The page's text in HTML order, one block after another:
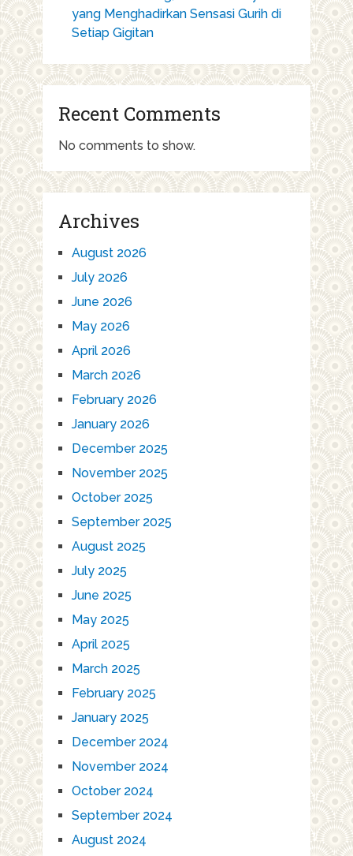
yang Menghadirkan Sensasi Gurih di
Setiap Gigitan
Recent Comments
No comments to show.
Archives
August 2026
July 2026
June 2026
May 2026
April 2026
March 2026
February 2026
January 2026
December 2025
November 2025
October 2025
September 2025
August 2025
July 2025
June 2025
May 2025
April 2025
March 2025
February 2025
January 2025
December 2024
November 2024
October 2024
September 2024
August 2024